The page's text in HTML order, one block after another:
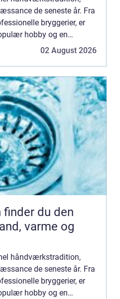
de seneste år. Fra
bryggerier, er
hobby og en
02 August 2026
varme og
håndværkstradition,
de seneste år. Fra
bryggerier, er
hobby og en